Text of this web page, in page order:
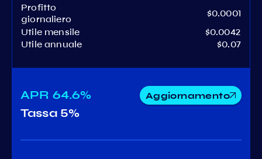
Profitto
giornaliero
$0.0001
Utile mensile
$0.0042
Utile annuale
$0.07
APR 64.6% Aggiornamento
Tassa5%